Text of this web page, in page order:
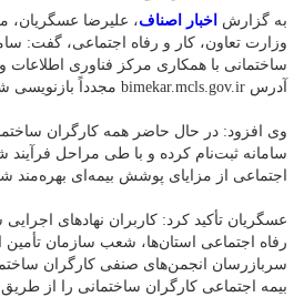
به گزارش اخبار اصناف، علیرضا عسگریان،
وزارت تعاون، کار و رفاه اجتماعی، گفت:
ساختمانی با همکاری مرکز فناوری
آدرس bimekar.mcls.gov.ir مجدداً بازنویسی شده است.
وی افزود: در حال حاضر همه کارگران
سامانه ثبت‌نام کرده و با طی مراحل فرآیند
اجتماعی از مزایای پوشش بیمه‌ای بهره‌مند
عسگریان تأکید کرد: کاربران نهادهای اجرایی
رفاه اجتماعی استان‌ها، شعب سازمان تأمین
سربازرسان انجمن‌های صنفی کارگران
بیمه اجتماعی کارگران ساختمانی را از طریق